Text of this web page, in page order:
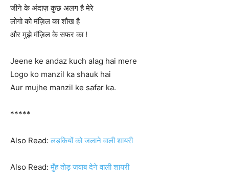
जीने के अंदाज़ कुछ अलग है मेरे
लोगो को मंज़िल का शौख है
और मुझे मंज़िल के सफर का !
Jeene ke andaz kuch alag hai mere
Logo ko manzil ka shauk hai
Aur mujhe manzil ke safar ka.
*****
Also Read:लड़कियों को जलाने वाली शायरी
Also Read:मुँह तोड़ जवाब देने वाली शायरी